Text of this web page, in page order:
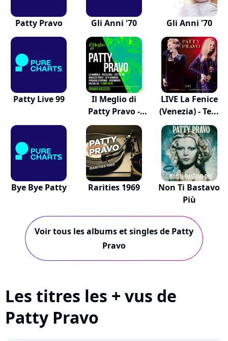
Patty Pravo Gli Anni '70 Gli Anni '70
Patty Live 99
Il Meglio di
Patty Pravo -
Gr...
LIVE La Fenice
(Venezia) - Te...
Bye Bye Patty Rarities 1969
Non Ti Bastavo
Più
Voir tous les albums et singles de Patty
Pravo
Les titres les + vus de
Patty Pravo